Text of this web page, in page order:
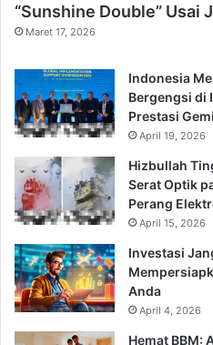
“Sunshine Double” Usai
Maret 17, 2026
Indonesia
Bergengsi di
Prestasi
April 19, 2026
Hizbullah
Serat Optik
Perang
April 15, 2026
Investasi
Anda
April 4, 2026
Hemat BBM: